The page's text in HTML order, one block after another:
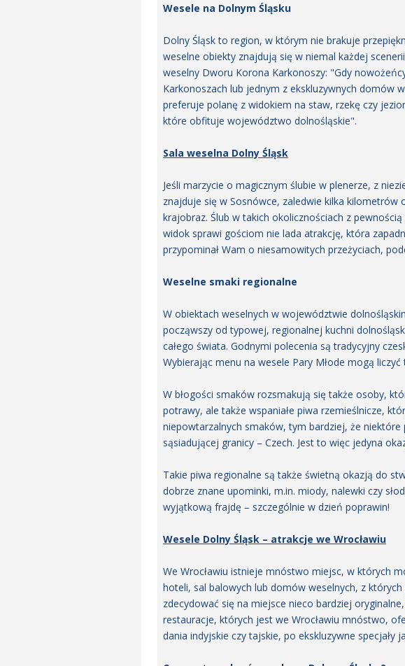
Wesele na Dolnym Śląsku
Dolny Śląsk to region, w którym nie brakuje
weselne obiekty znajdują się w niemal każdej
weselny Dworu Korona Karkonoszy: "Gdy
Karkonoszach lub jednym z ekskluzywnych domów
preferuje polanę z widokiem na staw, rzekę czy
które obfituje województwo dolnośląskie".
Sala weselna Dolny Śląsk
Jeśli marzycie o magicznym ślubie w plenerze, z
znajduje się w Sosnówce, zaledwie kilka kilometrów
krajobraz. Ślub w takich okolicznościach z
widok sprawi gościom nie lada atrakcję, która
przypominał Wam o niesamowitych przeżyciach,
Weselne smaki regionalne
W obiektach weselnych w województwie
począwszy od typowej, regionalnej kuchni
całego świata. Godnymi polecenia są tradycyjny
Wybierając menu na wesele Pary Młode mogą
W błogości smaków rozsmakują się także osoby,
potrawy, ale także wspaniałe piwa rzemieślnicze,
niepowtarzalnych smaków, tym bardziej, że
sąsiadującej granicy – Czech. Jest to więc jedyna
Takie piwa regionalne są także świetną okazją do
dobrze znane upominki, m.in. miody, nalewki czy
wyjątkową frajdę – szczególnie w dzień poprawin!
Wesele Dolny Śląsk – atrakcje we Wrocławiu
We Wrocławiu istnieje mnóstwo miejsc, w których
hoteli, sal balowych lub domów weselnych, z
zdecydować się na miejsce nieco bardziej
restauracje, których jest we Wrocławiu mnóstwo,
dania indyjskie czy tajskie, po ekskluzywne specjały